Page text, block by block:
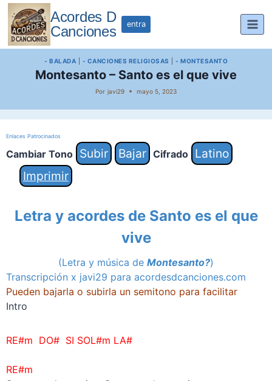
Saltar
contenido
Acordes D
Canciones
entra
- BALADA - CANCIONES RELIGIOSAS - MONTESANTO
Montesanto – Santo es el que vive
Por javi29 mayo 5, 2023
Enlaces Patrocinados
Cambiar Tono Subir Bajar Cifrado
Latino
Imprimir
Letra y acordes de Santo es el que
vive
(Letra y música de Montesanto?)
Transcripción x javi29 para acordesdcanciones.com
Pueden bajarla o subirla un semitono para facilitar
Intro
RE#m DO# SI SOL#m LA#
RE#m